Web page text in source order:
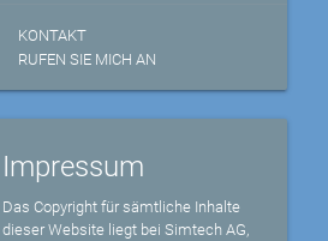
KONTAKT
RUFEN SIE MICH AN
Impressum
Das Copyright für sämtliche Inhalte
dieser Website liegt bei Simtech AG,